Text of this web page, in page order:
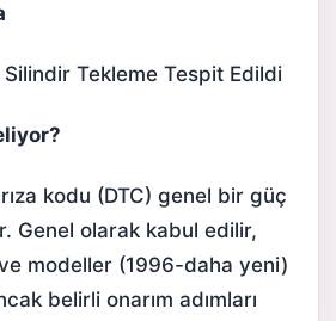
Tekleme Tespit Edildi
kodu (DTC) genel bir güç
Genel olarak kabul edilir,
modeller (1996-daha yeni)
belirli onarım adımları